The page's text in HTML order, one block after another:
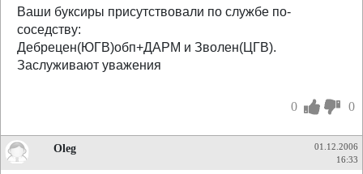
Ваши буксиры присутствовали по службе по-
соседству:
Дебрецен(ЮГВ)обп+ДАРМ и Зволен(ЦГВ).
Заслуживают уважения
0 0
Oleg
01.12.2006
16:33